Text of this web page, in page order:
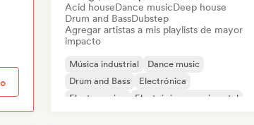
Acid houseDance musicDeep house
Drum and BassDubstep
Agregar artistas a mis playlists de mayor
impacto
Música industrial
Dance music
Drum and Bass
Electrónica
Electro swing
Electrónica experimental